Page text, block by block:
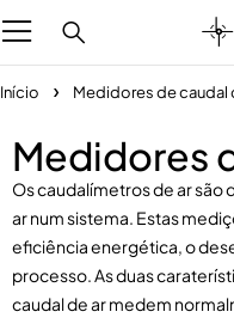
Início Medidores de caudal
Medidores
Os caudalímetros de ar são
ar num sistema. Estas
eficiência energética, o
processo. As duas
caudal de ar medem